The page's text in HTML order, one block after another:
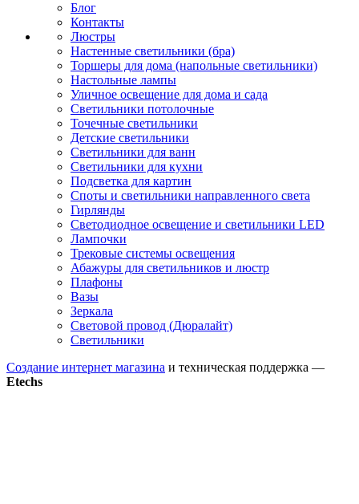
Блог
Контакты
Люстры
Настенные светильники (бра)
Торшеры для дома (напольные светильники)
Настольные лампы
Уличное освещение для дома и сада
Светильники потолочные
Точечные светильники
Детские светильники
Светильники для ванн
Светильники для кухни
Подсветка для картин
Споты и светильники направленного света
Гирлянды
Светодиодное освещение и светильники LED
Лампочки
Трековые системы освещения
Абажуры для светильников и люстр
Плафоны
Вазы
Зеркала
Световой провод (Дюралайт)
Светильники
Создание интернет магазина и техническая поддержка —
Etechs